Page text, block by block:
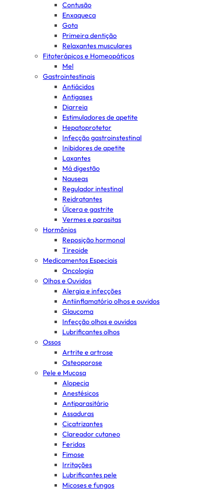
Contusão
Enxaqueca
Gota
Primeira dentição
Relaxantes musculares
Fitoterápicos e Homeopáticos
Mel
Gastrointestinais
Antiácidos
Antigases
Diarreia
Estimuladores de apetite
Hepatoprotetor
Infecção gastroinstestinal
Inibidores de apetite
Laxantes
Má digestão
Nauseas
Regulador intestinal
Reidratantes
Úlcera e gastrite
Vermes e parasitas
Hormônios
Reposição hormonal
Tireoide
Medicamentos Especiais
Oncologia
Olhos e Ouvidos
Alergia e infecções
Antiinflamatório olhos e ouvidos
Glaucoma
Infecção olhos e ouvidos
Lubrificantes olhos
Ossos
Artrite e artrose
Osteoporose
Pele e Mucosa
Alopecia
Anestésicos
Antiparasitário
Assaduras
Cicatrizantes
Clareador cutaneo
Feridas
Fimose
Irritações
Lubrificantes pele
Micoses e fungos